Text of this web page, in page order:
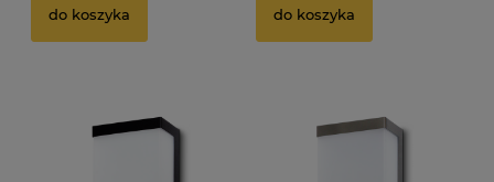
do koszyka do koszyka